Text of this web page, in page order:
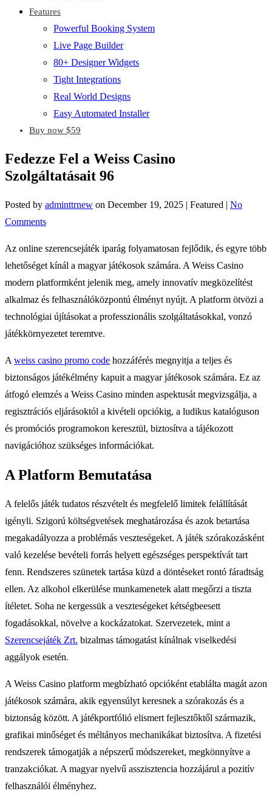
Features
Powerful Booking System
Live Page Builder
80+ Designer Widgets
Tight Integrations
Real World Designs
Easy Automated Installer
Buy now $59
Fedezze Fel a Weiss Casino
Szolgáltatásait 96
Posted by adminttrnew on December 19, 2025 | Featured | No
Comments
Az online szerencsejáték iparág folyamatosan fejlődik, és egyre több
lehetőséget kínál a magyar játékosok számára. A Weiss Casino
modern platformként jelenik meg, amely innovatív megközelítést
alkalmaz és felhasználóközpontú élményt nyújt. A platform ötvözi a
technológiai újításokat a professzionális szolgáltatásokkal, vonzó
játékkörnyezetet teremtve.
A weiss casino promo code hozzáférés megnyitja a teljes és
biztonságos játékélmény kapuit a magyar játékosok számára. Ez az
átfogó elemzés a Weiss Casino minden aspektusát megvizsgálja, a
regisztrációs eljárásoktól a kivételi opciókig, a ludikus katalóguson
és promóciós programokon keresztül, biztosítva a tájékozott
navigációhoz szükséges információkat.
A Platform Bemutatása
A felelős játék tudatos részvételt és megfelelő limitek felállítását
igényli. Szigorú költségvetések meghatározása és azok betartása
megakadályozza a problémás veszteségeket. A játék szórakozásként
való kezelése bevételi forrás helyett egészséges perspektívát tart
fenn. Rendszeres szünetek tartása küzd a döntéseket rontó fáradtság
ellen. Az alkohol elkerülése munkamenetek alatt megőrzi a tiszta
ítéletet. Soha ne kergessük a veszteségeket kétségbeesett
fogadásokkal, növelve a kockázatokat. Szervezetek, mint a
Szerencsejáték Zrt. bizalmas támogatást kínálnak viselkedési
aggályok esetén.
A Weiss Casino platform megbízható opcióként etablálta magát azon
játékosok számára, akik egyensúlyt keresnek a szórakozás és a
biztonság között. A játékportfólió elismert fejlesztőktől származik,
grafikai minőséget és méltányos mechanikákat biztosítva. A fizetési
rendszerek támogatják a népszerű módszereket, megkönnyítve a
tranzakciókat. A magyar nyelvű asszisztencia hozzájárul a pozitív
felhasználói élményhez.